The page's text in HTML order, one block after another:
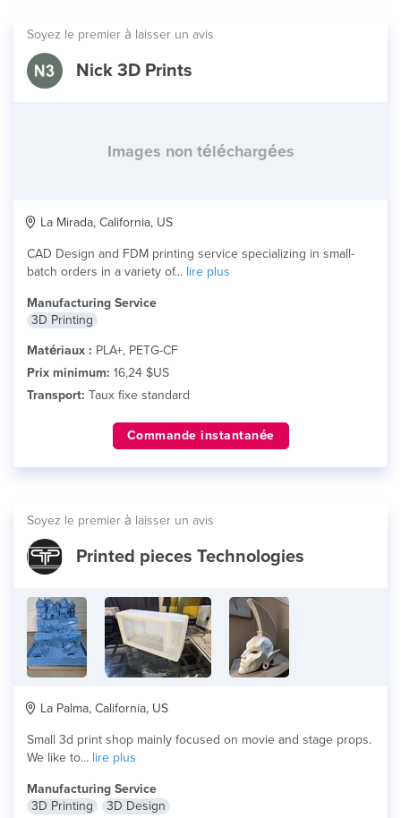
Soyez le premier à laisser un avis
Nick 3D Prints
Images non téléchargées
La Mirada, California, US
CAD Design and FDM printing service specializing in small-
batch orders in a variety of... lire plus
Manufacturing Service
3D Printing
Matériaux : PLA+, PETG-CF
Prix minimum: 16,24 $US
Transport: Taux fixe standard
Commande instantanée
Soyez le premier à laisser un avis
Printed pieces Technologies
La Palma, California, US
Small 3d print shop mainly focused on movie and stage props.
We like to... lire plus
Manufacturing Service
3D Printing
3D Design